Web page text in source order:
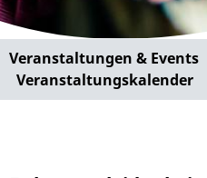
Veranstaltungen & Events
Veranstaltungskalender